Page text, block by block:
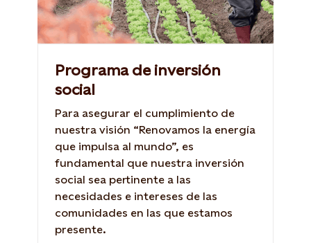
Programa de inversión
social
Para asegurar el cumplimiento de
nuestra visión “Renovamos la energía
que impulsa al mundo”, es
fundamental que nuestra inversión
social sea pertinente a las
necesidades e intereses de las
comunidades en las que estamos
presente.